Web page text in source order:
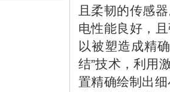
且柔韧的传感
电性能良好，
以被塑造成精
结”技术，利用
置精确绘制出